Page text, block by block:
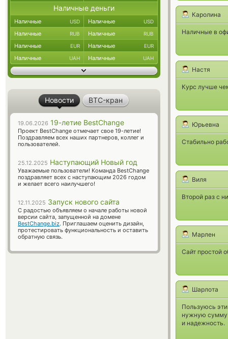
Каролина
Наличные в
Настя
Курс лучше
Юрьевна
Стабильно
Виля
Второй раз с
Марлен
Сайт простой
Шарлота
Пользуюсь
нужную сумму
и надежность.
Наличные деньги
Наличные USD Наличные USD
Наличные RUB Наличные RUB
Наличные EUR Наличные EUR
Наличные UAH Наличные UAH
Новости BTC-кран
19.06.2026 19-летие BestChange
Проект BestChange отмечает свое 19-летие!
Поздравляем всех наших партнеров, коллег и
пользователей.
25.12.2025 Наступающий Новый год
Уважаемые пользователи! Команда BestChange
поздравляет всех с наступающим 2026 годом
и желает всего наилучшего!
12.11.2025 Запуск нового сайта
С радостью объявляем о начале работы новой
версии сайта, запущенной на домене
BestChange.biz. Приглашаем оценить дизайн,
протестировать функциональность и оставить
обратную связь.